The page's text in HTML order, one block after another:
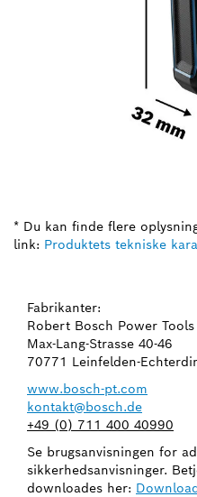
* Du kan finde flere
link: Produktets tekniske
Fabrikanter:
Robert Bosch Power Tools
Max-Lang-Strasse 40-46
70771 Leinfelden-
www.bosch-pt.com
kontakt@bosch.de
+49 (0) 711 400 40990
Se brugsanvisningen for
sikkerhedsanvisninger.
downloades her: